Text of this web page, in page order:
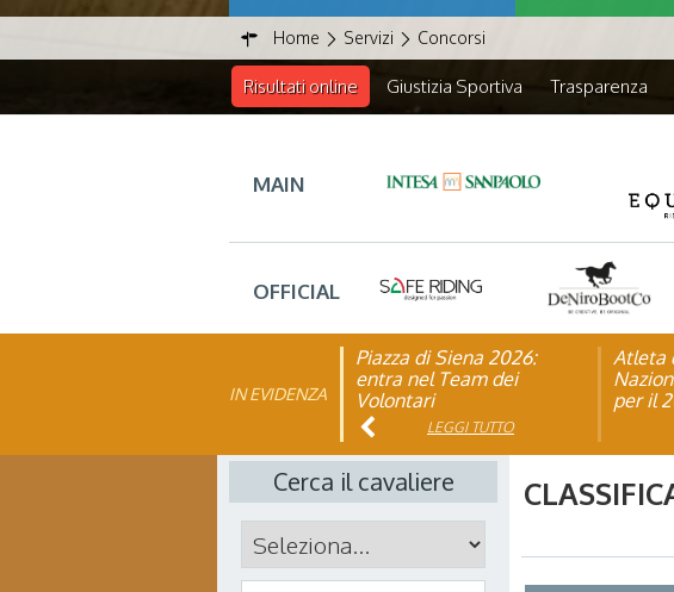
Home Servizi Concorsi
Risultati online Giustizia Sportiva Trasparenza
MAIN
OFFICIAL
IN EVIDENZA
Piazza di Siena 2026:
entra nel Team dei
Volontari
LEGGI TUTTO
Atleta
per il
FISE: aperta la Campagna
affiliazione 2026
LEGGI TUTTO
Natale
la
Cerca il cavaliere